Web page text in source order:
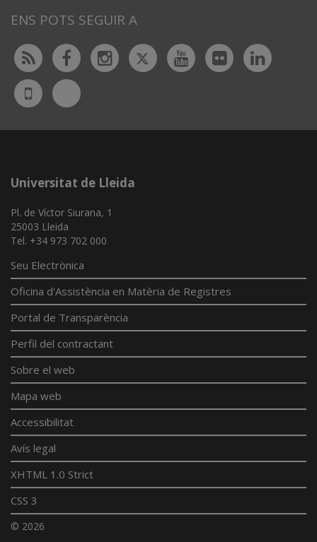
ENS POTS SEGUIR A
Rss FacebookInstagram
TwitterYoutubeFlickr
UdL
App
Bluesky
Universitat de Lleida
Pl. de Víctor Siurana, 1
25003 Lleida
Tel. +34 973 702 000
Seu Electrònica
Oficina d'Assistència en Matèria de Registres
Portal de Transparència
Perfil del contractant
Sobre el web
Mapa web
Accessibilitat
Avís legal
XHTML 1.0 Strict
CSS 3
© 2026